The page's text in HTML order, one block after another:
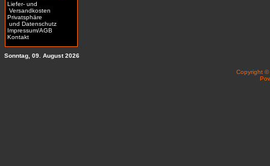
Liefer- und
Versandkosten
Privatsphäre
und Datenschutz
Impressum/AGB
Kontakt
Sonntag, 09. August 2026
Copyright